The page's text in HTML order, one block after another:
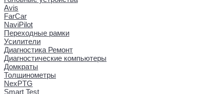
Avis
FarCar
NaviPilot
Переходные рамки
Усилители
Диагностика Ремонт
Диагностические компьютеры
Домкраты
Толщинометры
NexPTG
Smart Test